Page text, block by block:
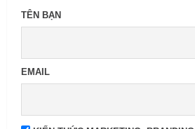
TÊN BẠN
EMAIL